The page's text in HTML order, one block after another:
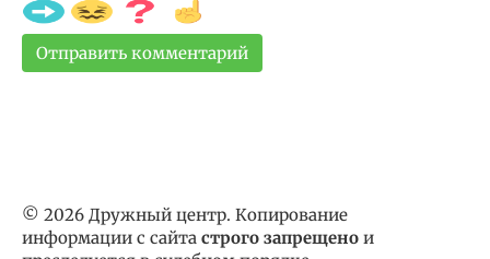
© 2026 Дружный центр. Копирование
информации с сайта строго запрещено и